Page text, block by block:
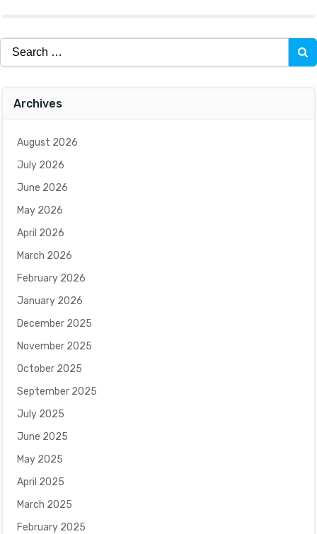
Search
for:
Archives
August 2026
July 2026
June 2026
May 2026
April 2026
March 2026
February 2026
January 2026
December 2025
November 2025
October 2025
September 2025
July 2025
June 2025
May 2025
April 2025
March 2025
February 2025